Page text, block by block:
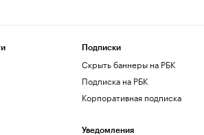
Подписки
Скрыть баннеры на РБК
Подписка на РБК
Корпоративная подписка
Уведомления